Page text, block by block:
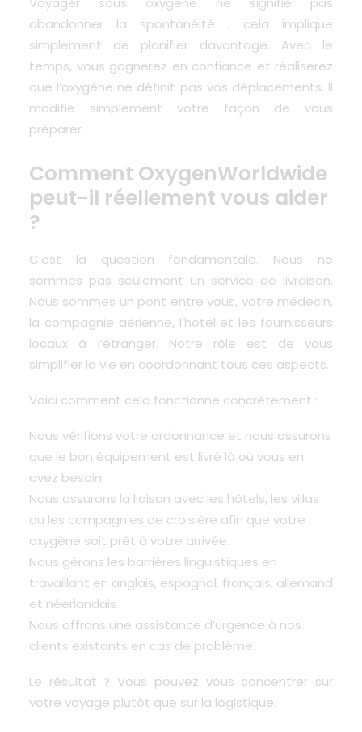
abandonner la spontanéité ; cela implique
simplement de planifier davantage. Avec le
temps, vous gagnerez en confiance et réaliserez
que l’oxygène ne définit pas vos déplacements. Il
modifie simplement votre façon de vous
préparer.
Comment OxygenWorldwide
peut-il réellement vous aider
?
C’est la question fondamentale. Nous ne
sommes pas seulement un service de livraison.
Nous sommes un pont entre vous, votre médecin,
la compagnie aérienne, l’hôtel et les fournisseurs
locaux à l’étranger. Notre rôle est de vous
simplifier la vie en coordonnant tous ces aspects.
Voici comment cela fonctionne concrètement :
Nous vérifions votre ordonnance et nous assurons
que le bon équipement est livré là où vous en
avez besoin.
Nous assurons la liaison avec les hôtels, les villas
ou les compagnies de croisière afin que votre
oxygène soit prêt à votre arrivée.
Nous gérons les barrières linguistiques en
travaillant en anglais, espagnol, français, allemand
et néerlandais.
Nous offrons une assistance d’urgence à nos
clients existants en cas de problème.
Le résultat ? Vous pouvez vous concentrer sur
votre voyage plutôt que sur la logistique.